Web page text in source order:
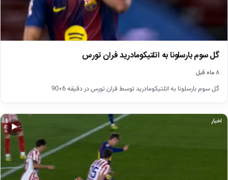
گل سوم بارسلونا به اتلتیکومادرید فران تورس
۸ ماه قبل
گل سوم بارسلونا به اتلتیکومادرید توسط فران تورس در دقیقه 6+90
▶
اخبار